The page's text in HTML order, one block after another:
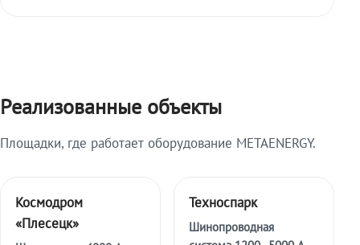
Реализованные объекты
Площадки, где работает оборудование METAENERGY.
Космодром
«Плесецк»
Техноспарк
Шинопроводная